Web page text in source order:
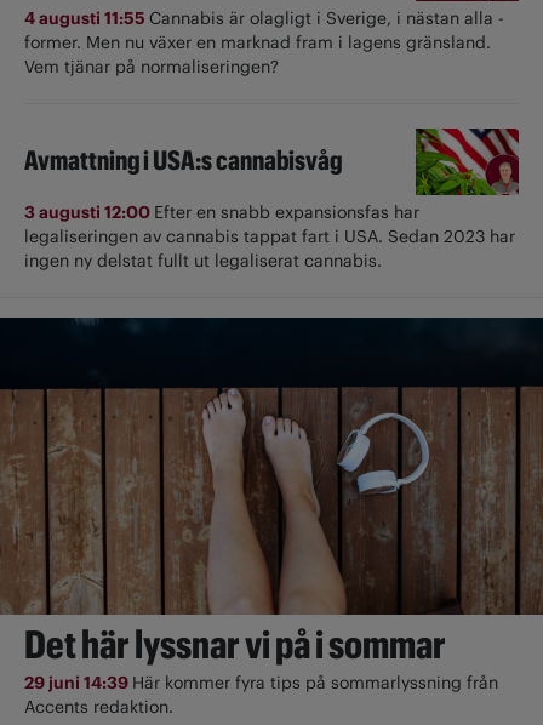
4 augusti 11:55 Cannabis är olagligt i ­Sverige, i nästan alla ­
former. Men nu växer en marknad fram i lagens gränsland.
Vem tjänar på normaliseringen?
Avmattning i USA:s cannabisvåg
3 augusti 12:00 Efter en snabb expansionsfas har
legaliseringen av cannabis tappat fart i USA. Sedan 2023 har
ingen ny delstat fullt ut ­legaliserat cannabis.
Det här lyssnar vi på i sommar
29 juni 14:39 Här kommer fyra tips på sommarlyssning från
Accents redaktion.